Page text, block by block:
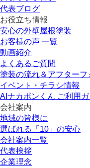
代表ブログ
お役立ち情報
安心の外壁屋根塗装
お客様の声 一覧
動画紹介
よくあるご質問
塗装の流れ＆アフターフ
イベント・チラシ情報
AIナカポンくん ご利用ガ
会社案内
地域の皆様に
選ばれる「10」の安心
会社案内一覧
代表挨拶
企業理念